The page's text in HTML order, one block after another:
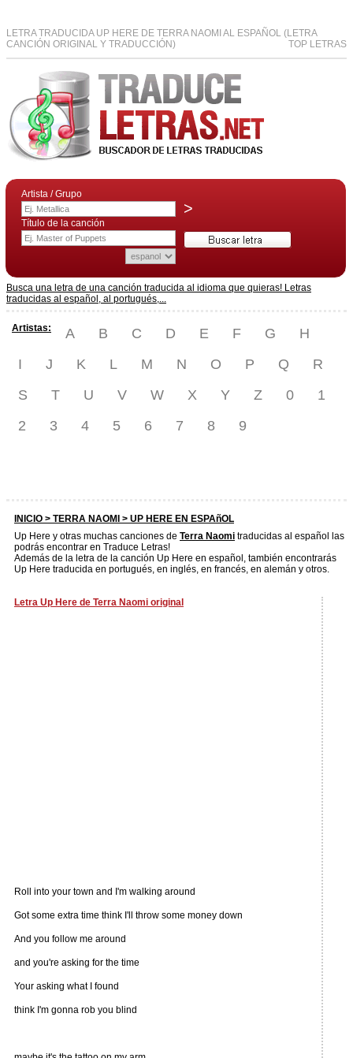
LETRA TRADUCIDA UP HERE DE TERRA NAOMI AL ESPAÑOL (LETRA
CANCIÓN ORIGINAL Y TRADUCCIÓN)
TOP LETRAS
Artista / Grupo
>
Título de la canción
Busca una letra de una canción traducida al idioma que quieras! Letras
traducidas al español, al portugués,...
Artistas: A B C D E F G
H
I
J K L M N O P Q
R
S
T U V W X Y Z 0
1
2
3 4 5 6 7 8 9
INICIO > TERRA NAOMI > UP HERE EN ESPAñOL
Up Here y otras muchas canciones de Terra Naomi traducidas al español las
podrás encontrar en Traduce Letras!
Además de la letra de la canción Up Here en español, también encontrarás
Up Here traducida en portugués, en inglés, en francés, en alemán y otros.
Letra Up Here de Terra Naomi original
Roll into your town and I'm walking around
Got some extra time think I'll throw some money down
And you follow me around
and you're asking for the time
Your asking what I found
think I'm gonna rob you blind